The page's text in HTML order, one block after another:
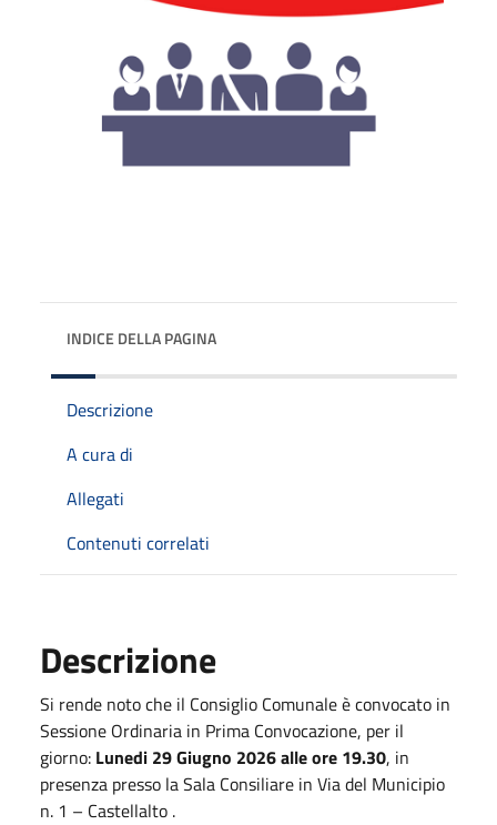
INDICE DELLA PAGINA
Descrizione
A cura di
Allegati
Contenuti correlati
Descrizione
Si rende noto che il Consiglio Comunale è convocato in
Sessione Ordinaria in Prima Convocazione, per il
giorno: Lunedi 29 Giugno 2026 alle ore 19.30, in
presenza presso la Sala Consiliare in Via del Municipio
n. 1 – Castellalto .